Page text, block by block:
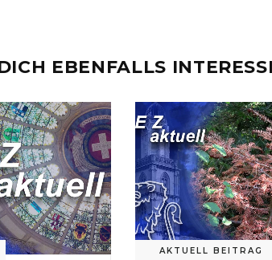
EBENFALLS
AKTUELL BEITRAG